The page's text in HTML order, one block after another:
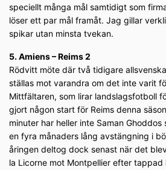
speciellt många mål samtidigt som
löser ett par mål framåt. Jag gillar
spikar utan minsta tvekan.
5. Amiens – Reims 2
Rödvitt möte där två tidigare
ställas mot varandra om det inte varit
Mittfältaren, som lirar landslagsfotboll
gjort någon start för Reims denna
minuter har heller inte Saman
en fyra månaders lång avstängning i
åringen deltog dock senast när det
la Licorne mot Montpellier efter tappad